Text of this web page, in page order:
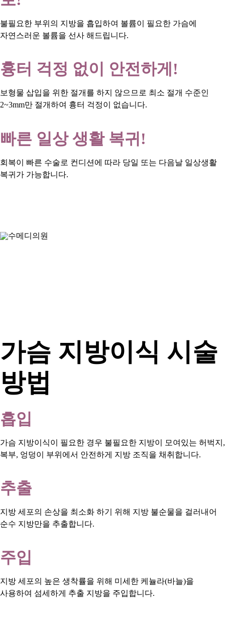
불필요한 부위의 지방을 흡입하여 볼륨이 필요한 가슴에
자연스러운 볼륨을 선사 해드립니다.
흉터 걱정 없이 안전하게!
보형물 삽입을 위한 절개를 하지 않으므로 최소 절개 수준인
2~3mm만 절개하여 흉터 걱정이 없습니다.
빠른 일상 생활 복귀!
회복이 빠른 수술로 컨디션에 따라 당일 또는 다음날 일상생활
복귀가 가능합니다.
가슴 지방이식 시술
방법
흡입
가슴 지방이식이 필요한 경우 불필요한 지방이 모여있는 허벅지,
복부, 엉덩이 부위에서 안전하게 지방 조직을 채취합니다.
추출
지방 세포의 손상을 최소화 하기 위해 지방 불순물을 걸러내어
순수 지방만을 추출합니다.
주입
지방 세포의 높은 생착률을 위해 미세한 케뉼라(바늘)을
사용하여 섬세하게 추출 지방을 주입합니다.